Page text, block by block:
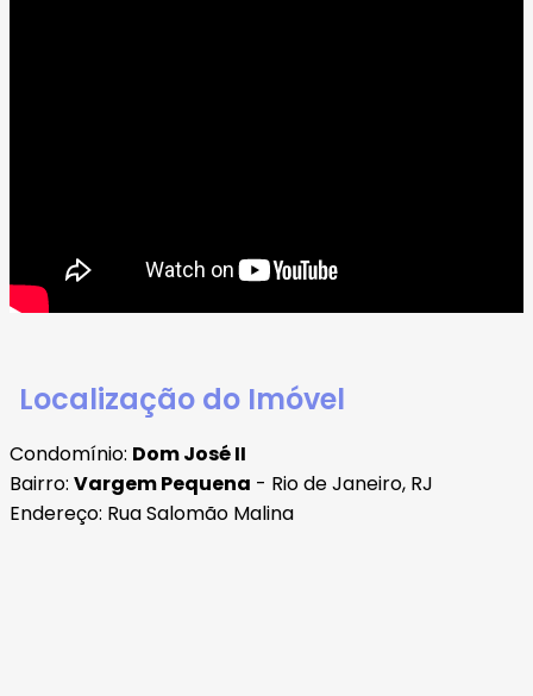
Localização do Imóvel
Condomínio: Dom José II
Bairro: Vargem Pequena - Rio de Janeiro, RJ
Endereço: Rua Salomão Malina